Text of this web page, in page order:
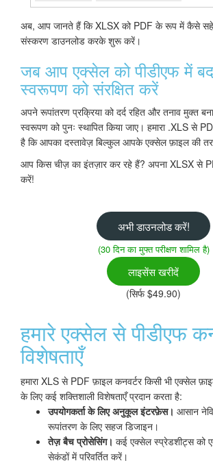
अब, आप जानते हैं कि XLSX को PDF के रूप में कैसे
संस्करण डाउनलोड करके शुरू करें।
जब आप एक्सेल को पीडीएफ में
स्वरूपण को संरक्षित करें
अपने रूपांतरण प्रक्रिया को दर्द रहित और तनाव मुक्त
स्वरूपण को पुनः स्थापित किया जाए। हमारा .XLS से
है कि आपका दस्तावेज़ बिल्कुल आपके एक्सेल फ़ाइल की
आप किस चीज़ का इंतज़ार कर रहे हैं? अपना XLSX से
करें!
अभी डाउनलोड करें!
(30 दिन का मुफ्त परीक्षण शामिल है)
लाइसेंस खरीदें
(सिर्फ $49.90)
हमारे एक्सेल से पीडीएफ
विशेषताएँ
हमारा XLS से PDF फ़ाइल कनवर्टर किसी भी एक्सेल
के लिए कई शक्तिशाली विशेषताएँ प्रदान करता है:
उपयोगकर्ता के लिए अनुकूल इंटरफ़ेस। आसान
रूपांतरण के लिए सहज डिजाइन।
तेज़ बैच प्रोसेसिंग। कई एक्सेल स्प्रेडशीट्स को
सेकंडों में परिवर्तित करें।